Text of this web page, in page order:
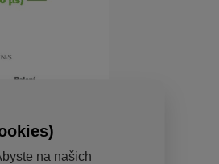
na našich